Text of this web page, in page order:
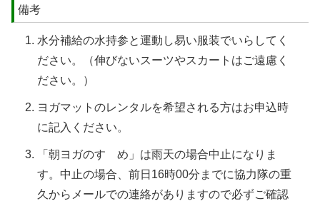
備考
水分補給の水持参と運動し易い服装でいらしてく
ださい。（伸びないスーツやスカートはご遠慮く
ださい。）
ヨガマットのレンタルを希望される方はお申込時
に記入ください。
「朝ヨガのすゝめ」は雨天の場合中止になりま
す。中止の場合、前日16時00分までに協力隊の重
久からメールでの連絡がありますので必ずご確認